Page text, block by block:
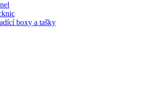
boxy a tašky